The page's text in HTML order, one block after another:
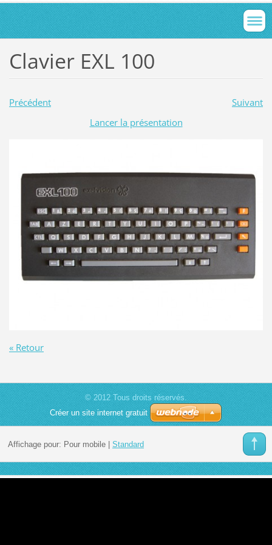
Clavier EXL 100
Précédent
Suivant
Lancer la présentation
« Retour
© 2012 Tous droits réservés.
Créer un site internet gratuit
Affichage pour: Pour mobile| Standard